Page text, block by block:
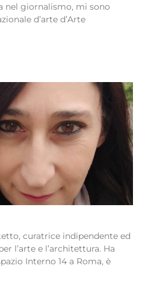
nel giornalismo, mi sono
d’arte d’Arte
curatrice indipendente ed
l’arte e l’architettura. Ha
Interno 14 a Roma, è